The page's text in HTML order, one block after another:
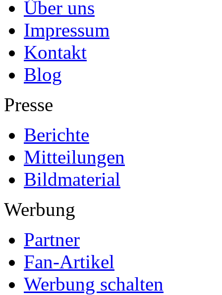
Über uns
Impressum
Kontakt
Blog
Presse
Berichte
Mitteilungen
Bildmaterial
Werbung
Partner
Fan-Artikel
Werbung schalten